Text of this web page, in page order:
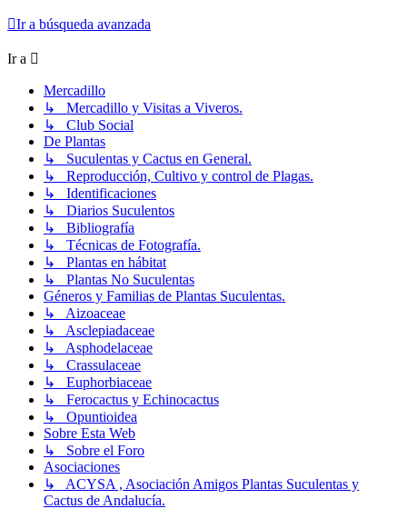
Ir a búsqueda avanzada
Ir a
Mercadillo
↳ Mercadillo y Visitas a Viveros.
↳ Club Social
De Plantas
↳ Suculentas y Cactus en General.
↳ Reproducción, Cultivo y control de Plagas.
↳ Identificaciones
↳ Diarios Suculentos
↳ Bibliografía
↳ Técnicas de Fotografía.
↳ Plantas en hábitat
↳ Plantas No Suculentas
Géneros y Familias de Plantas Suculentas.
↳ Aizoaceae
↳ Asclepiadaceae
↳ Asphodelaceae
↳ Crassulaceae
↳ Euphorbiaceae
↳ Ferocactus y Echinocactus
↳ Opuntioidea
Sobre Esta Web
↳ Sobre el Foro
Asociaciones
↳ ACYSA , Asociación Amigos Plantas Suculentas y
Cactus de Andalucía.